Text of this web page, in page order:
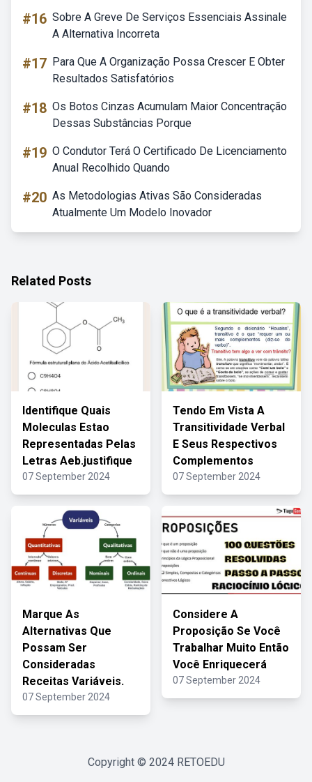
#16 Sobre A Greve De Serviços Essenciais Assinale
A Alternativa Incorreta
#17 Para Que A Organização Possa Crescer E Obter
Resultados Satisfatórios
#18 Os Botos Cinzas Acumulam Maior Concentração
Dessas Substâncias Porque
#19 O Condutor Terá O Certificado De Licenciamento
Anual Recolhido Quando
#20 As Metodologias Ativas São Consideradas
Atualmente Um Modelo Inovador
Related Posts
Identifique Quais
Moleculas Estao
Representadas Pelas
Letras Aeb.justifique
07 September 2024
Tendo Em Vista A
Transitividade Verbal
E Seus Respectivos
Complementos
07 September 2024
Marque As
Alternativas Que
Possam Ser
Consideradas
Receitas Variáveis.
07 September 2024
Considere A
Proposição Se Você
Trabalhar Muito Então
Você Enriquecerá
07 September 2024
Copyright © 2024 RETOEDU